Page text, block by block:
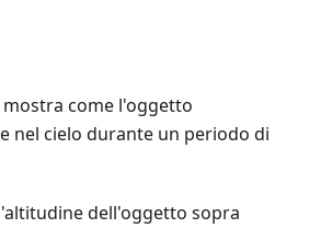
mostra come l'oggetto
nel cielo durante un periodo di
dell'oggetto sopra